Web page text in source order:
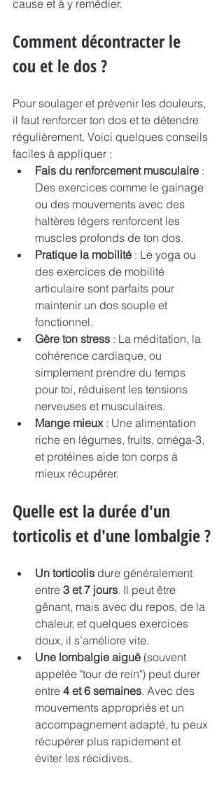
cause et à y remédier.
Comment décontracter le
cou et le dos ?
Pour soulager et prévenir les douleurs,
il faut renforcer ton dos et te détendre
régulièrement. Voici quelques conseils
faciles à appliquer :
Fais du renforcement musculaire :
Des exercices comme le gainage
ou des mouvements avec des
haltères légers renforcent les
muscles profonds de ton dos.
Pratique la mobilité : Le yoga ou
des exercices de mobilité
articulaire sont parfaits pour
maintenir un dos souple et
fonctionnel.
Gère ton stress : La méditation, la
cohérence cardiaque, ou
simplement prendre du temps
pour toi, réduisent les tensions
nerveuses et musculaires.
Mange mieux : Une alimentation
riche en légumes, fruits, oméga-3,
et protéines aide ton corps à
mieux récupérer.
Quelle est la durée d'un
torticolis et d'une lombalgie ?
Un torticolis dure généralement
entre 3 et 7 jours. Il peut être
gênant, mais avec du repos, de la
chaleur, et quelques exercices
doux, il s’améliore vite.
Une lombalgie aiguë (souvent
appelée "tour de rein") peut durer
entre 4 et 6 semaines. Avec des
mouvements appropriés et un
accompagnement adapté, tu peux
récupérer plus rapidement et
éviter les récidives.